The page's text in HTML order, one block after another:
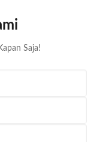
Electric
Saja!